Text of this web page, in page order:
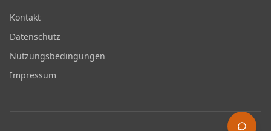
Kontakt
Datenschutz
Nutzungsbedingungen
Impressum